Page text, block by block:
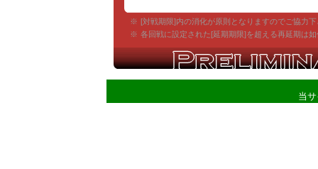
※ [対戦期限]内の消化が原則となりますのでご協力
※ 各回戦に設定された[延期期限]を超える再延期は
当